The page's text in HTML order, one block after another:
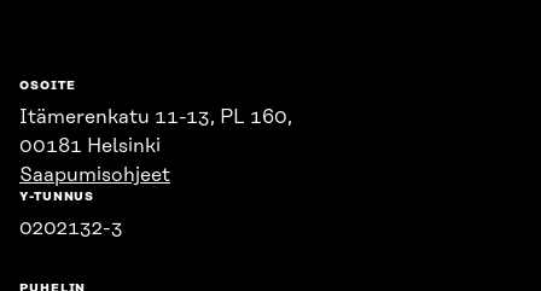
OSOITE
Itämerenkatu 11-13, PL 160,
00181 Helsinki
Saapumisohjeet
Y-TUNNUS
0202132-3